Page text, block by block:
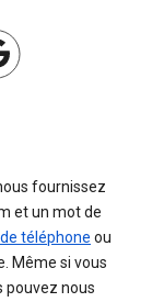
fournissez
et un mot de
téléphone ou
Même si vous
pouvez nous